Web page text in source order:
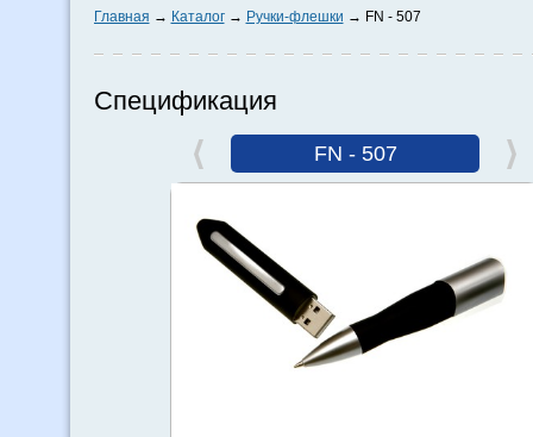
Главная Каталог Ручки-флешки FN - 507
Спецификация
FN - 507